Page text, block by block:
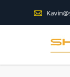
